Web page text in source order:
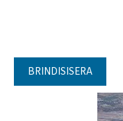
BRINDISISERA